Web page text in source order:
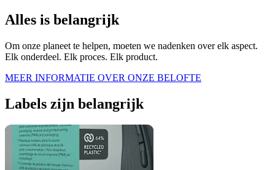
Alles is belangrijk
Om onze planeet te helpen, moeten we nadenken over elk aspect.
Elk onderdeel. Elk proces. Elk product.
MEER INFORMATIE OVER ONZE BELOFTE
Labels zijn belangrijk